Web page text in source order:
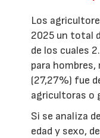
Los
2025 un total
de los cuales
para
(27,27%) fue
agricultoras o
Si se analiza
edad y sexo,